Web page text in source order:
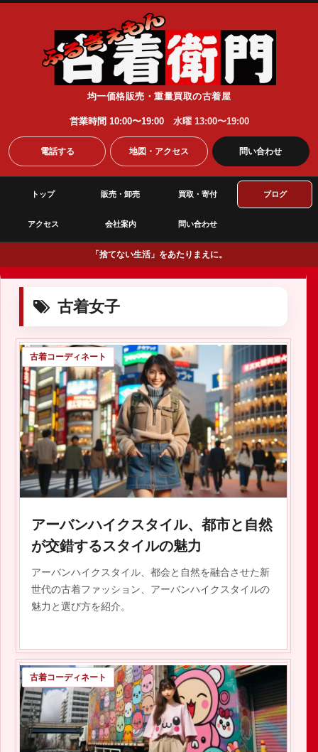
均一価格販売・重量買取の古着屋
営業時間 10:00〜19:00 水曜 13:00〜19:00
電話する 地図・アクセス 問い合わせ
トップ 販売・卸売 買取・寄付 ブログ
アクセス 会社案内 問い合わせ
「捨てない生活」をあたりまえに。
古着女子
古着コーディネート
アーバンハイクスタイル、都市と自然
が交錯するスタイルの魅力
アーバンハイクスタイル、都会と自然を融合させた新
世代の古着ファッション、アーバンハイクスタイルの
魅力と選び方を紹介。
古着コーディネート